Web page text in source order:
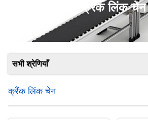
क्रैंक लिंक चेन
सभी श्रेणियाँ
क्रैंक लिंक चेन